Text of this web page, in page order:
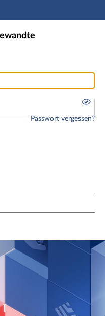
Passwort vergessen?